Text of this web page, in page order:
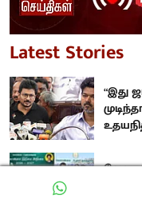
Latest Stories
“இது